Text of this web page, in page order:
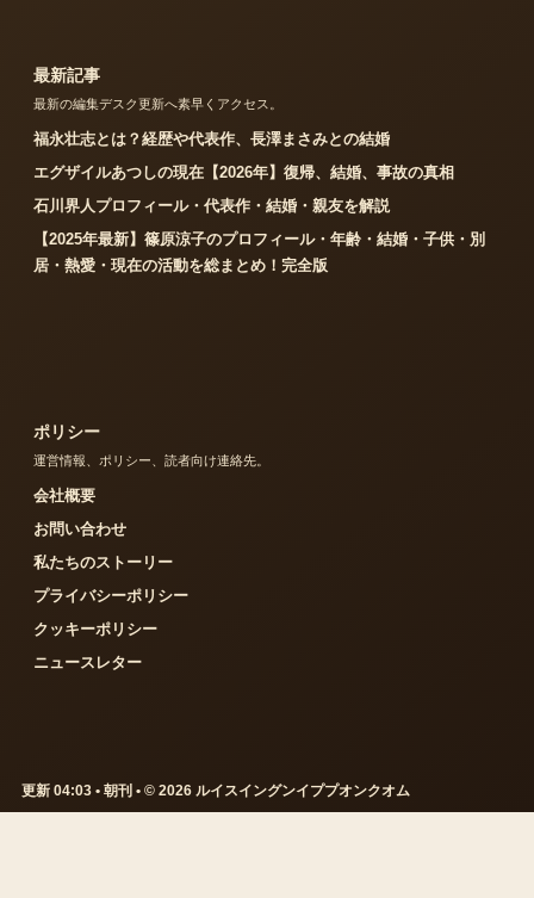
最新記事
最新の編集デスク更新へ素早くアクセス。
福永壮志とは？経歴や代表作、長澤まさみとの結婚
エグザイルあつしの現在【2026年】復帰、結婚、事故の真相
石川界人プロフィール・代表作・結婚・親友を解説
【2025年最新】篠原涼子のプロフィール・年齢・結婚・子供・別
居・熱愛・現在の活動を総まとめ！完全版
ポリシー
運営情報、ポリシー、読者向け連絡先。
会社概要
お問い合わせ
私たちのストーリー
プライバシーポリシー
クッキーポリシー
ニュースレター
更新 04:03 • 朝刊 • © 2026 ルイスイングンイププオンクオム